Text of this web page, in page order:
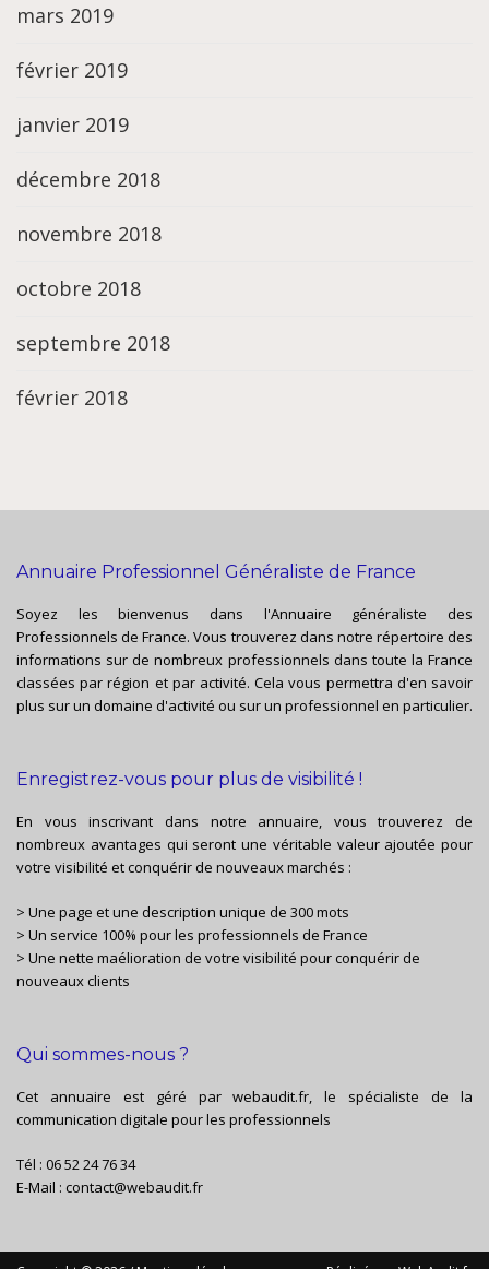
mars 2019
février 2019
janvier 2019
décembre 2018
novembre 2018
octobre 2018
septembre 2018
février 2018
Annuaire Professionnel Généraliste de France
Soyez les bienvenus dans l'Annuaire généraliste des
Professionnels de France. Vous trouverez dans notre répertoire des
informations sur de nombreux professionnels dans toute la France
classées par région et par activité. Cela vous permettra d'en savoir
plus sur un domaine d'activité ou sur un professionnel en particulier.
Enregistrez-vous pour plus de visibilité !
En vous inscrivant dans notre annuaire, vous trouverez de
nombreux avantages qui seront une véritable valeur ajoutée pour
votre visibilité et conquérir de nouveaux marchés :
> Une page et une description unique de 300 mots
> Un service 100% pour les professionnels de France
> Une nette maélioration de votre visibilité pour conquérir de
nouveaux clients
Qui sommes-nous ?
Cet annuaire est géré parwebaudit.fr, le spécialiste de la
communication digitale pour les professionnels
Tél : 06 52 24 76 34
E-Mail : contact@webaudit.fr